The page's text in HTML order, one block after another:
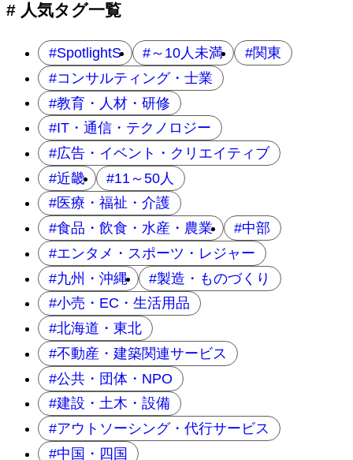
ョ
# 人気タグ一覧
SpotlightS ～10人未満
関東
コンサルティング・士業
教育・人材・研修
IT・通信・テクノロジー
広告・イベント・クリエイティブ
近畿
11～50人
医療・福祉・介護
食品・飲食・水産・農業
中部
エンタメ・スポーツ・レジャー
九州・沖縄
製造・ものづくり
小売・EC・生活用品
北海道・東北
不動産・建築関連サービス
公共・団体・NPO
建設・土木・設備
アウトソーシング・代行サービス
中国・四国